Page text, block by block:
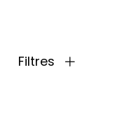
Filtres